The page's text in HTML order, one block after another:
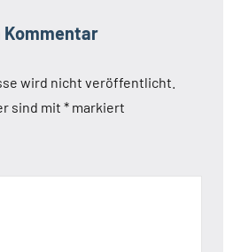
Kommentar
wird nicht veröffentlicht.
sind mit * markiert